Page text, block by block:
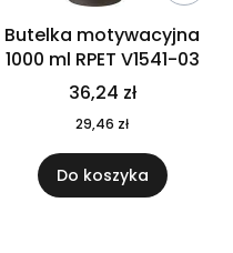
Butelka motywacyjna
1000 ml RPET V1541-03
36,24 zł
29,46 zł
Do koszyka